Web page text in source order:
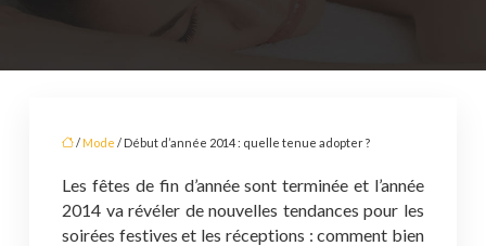
/ Mode / Début d’année 2014 : quelle tenue adopter ?
Les fêtes de fin d’année sont terminée et l’année
2014 va révéler de nouvelles tendances pour les
soirées festives et les réceptions : comment bien